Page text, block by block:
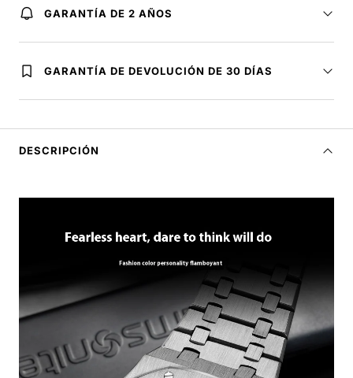
GARANTÍA DE 2 AÑOS
GARANTÍA DE DEVOLUCIÓN DE 30 DÍAS
DESCRIPCIÓN